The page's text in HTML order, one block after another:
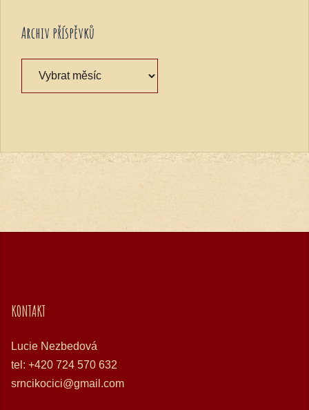
Archiv příspěvků
KONTAKT
Lucie Nezbedová
tel: +420 724 570 632
srncikocici@gmail.com